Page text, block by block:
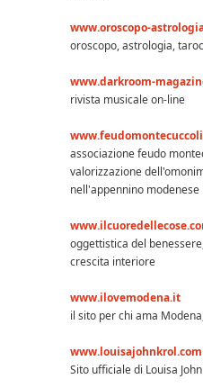
www.oroscopo-
oroscopo, astrologia,
www.darkroom-
rivista musicale on-line
associazione feudo
valorizzazione
nell'appennino modenese
oggettistica del
crescita interiore
www.ilovemodena.it
il sito per chi ama
www.louisajohnkrol.com
Sito ufficiale di Louisa